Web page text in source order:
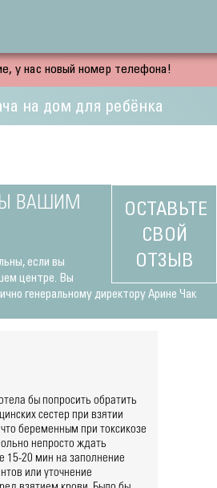
у нас новый номер телефона!
на дом для ребёнка
ОСТАВЬТЕ
СВОЙ
ОТЗЫВ
ВАШИМ
если вы
центре. Вы
генеральному директору Арине Чак
бы попросить обратить
сестер при взятии
беременным при токсикозе
непросто ждать
15-20 мин на заполнение
или уточнение